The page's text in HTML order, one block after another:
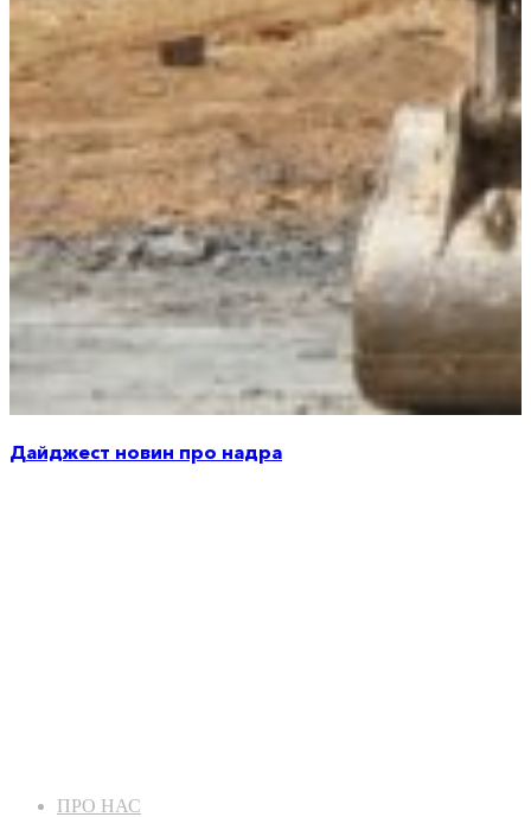
Дайджест новин про надра
ПРО НАС